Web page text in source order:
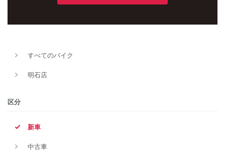
すべてのバイク
明石店
区分
新車
中古車
メーカー